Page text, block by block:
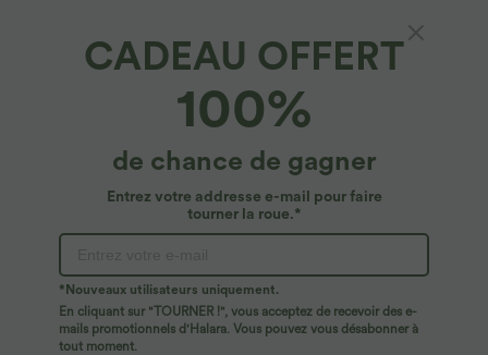
CADEAU OFFERT
100%
de chance de gagner
Entrez votre addresse e-mail pour faire
tourner la roue.*
*Nouveaux utilisateurs uniquement.
En cliquant sur "TOURNER !", vous acceptez de recevoir des e-
mails promotionnels d'Halara. Vous pouvez vous désabonner à
tout moment.
SoftlyZero™*
Softlyzero™ Short 7,5cm Biker Taille Haute
$22.95 USD